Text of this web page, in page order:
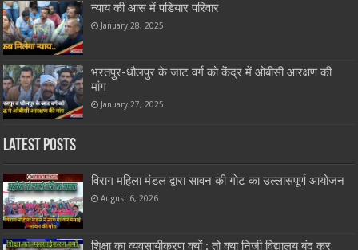
न्याय की आस में पडियार परिवार
January 28, 2025
भरतपुर-धौलपुर के जाट वर्ग को केंद्र में ओबीसी आरक्षण की
मांग
January 27, 2025
Latest Posts
विराग महिला मंडल द्वारा सावन की गोट का उल्लासपूर्ण आयोजन
August 6, 2026
शिक्षा का व्यवसायीकरण क्यों : तो क्या निजी विद्यालय बंद कर